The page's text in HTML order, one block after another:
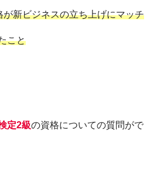
が新ビジネスの立ち上げにマッチ
こと
定2級の資格についての質問がで